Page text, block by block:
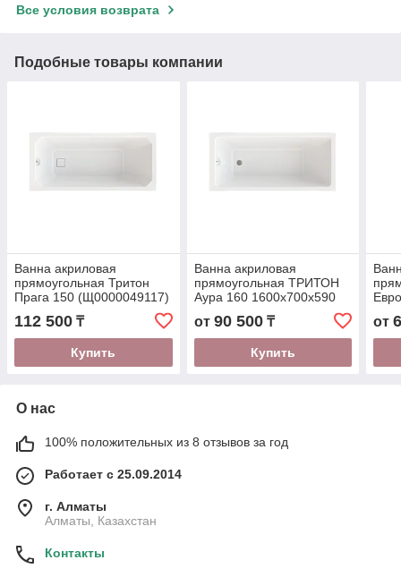
Все условия возврата
Подобные товары компании
Ванна акриловая
прямоугольная Тритон
Прага 150 (Щ0000049117)
112 500 ₸
Купить
Ванна акриловая
прямоугольная ТРИТОН
Аура 160 1600х700х590
(Щ0000050545)
от 90 500₸
Купить
от
О нас
100% положительных из 8 отзывов за год
Работает с 25.09.2014
г. Алматы
Алматы, Казахстан
Контакты